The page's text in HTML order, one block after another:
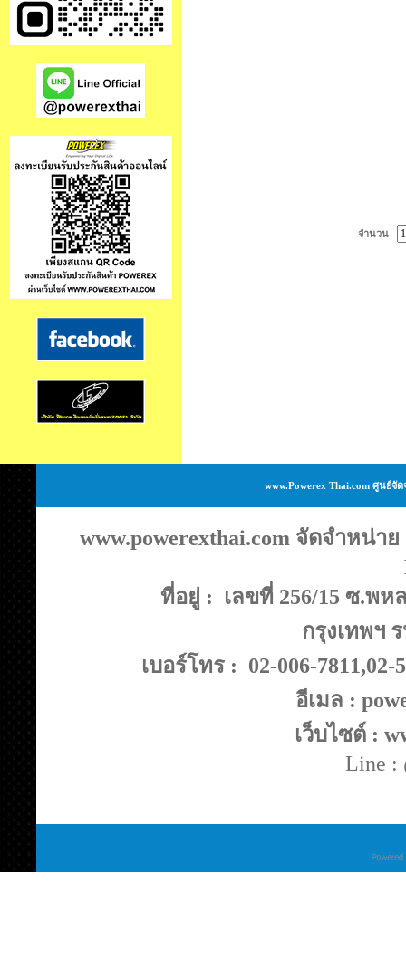
จำนวน
www.Powerex Thai.com ศูนย์
www.powerexthai.com จัดจำหน่
ที่อยู่ : เลขที่ 256/15 ซ.พห
กรุงเทพฯ
เบอร์โทร : 02-006-
อีเมล :
เว็บไซต์ :
Line :